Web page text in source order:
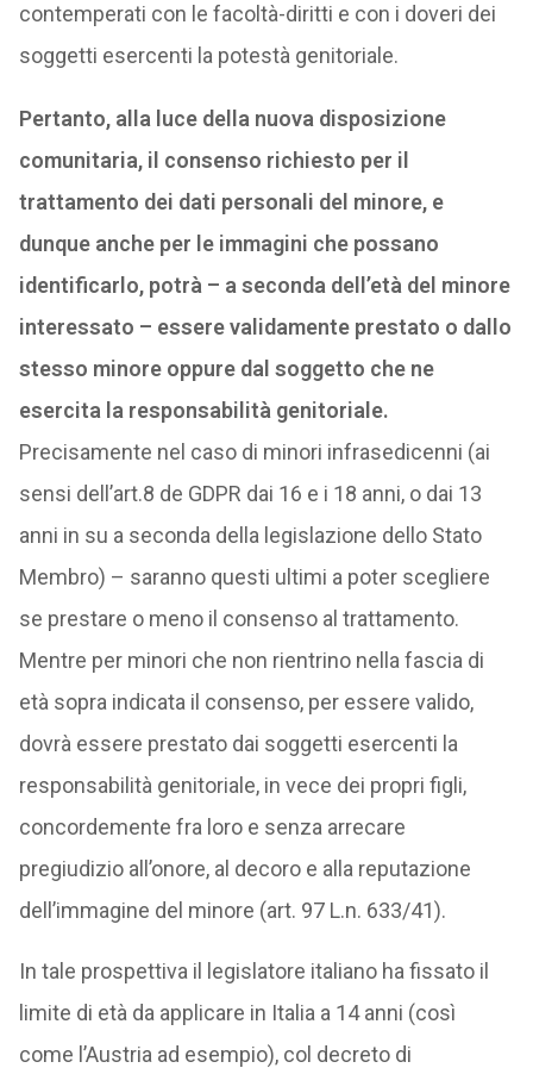
contemperati con le facoltà-diritti e con i doveri dei
soggetti esercenti la potestà genitoriale.
Pertanto, alla luce della nuova disposizione
comunitaria, il consenso richiesto per il
trattamento dei dati personali del minore, e
dunque anche per le immagini che possano
identificarlo, potrà – a seconda dell’età del minore
interessato – essere validamente prestato o dallo
stesso minore oppure dal soggetto che ne
esercita la responsabilità genitoriale.
Precisamente nel caso di minori infrasedicenni (ai
sensi dell’art.8 de GDPR dai 16 e i 18 anni, o dai 13
anni in su a seconda della legislazione dello Stato
Membro) – saranno questi ultimi a poter scegliere
se prestare o meno il consenso al trattamento.
Mentre per minori che non rientrino nella fascia di
età sopra indicata il consenso, per essere valido,
dovrà essere prestato dai soggetti esercenti la
responsabilità genitoriale, in vece dei propri figli,
concordemente fra loro e senza arrecare
pregiudizio all’onore, al decoro e alla reputazione
dell’immagine del minore (art. 97 L.n. 633/41).
In tale prospettiva il legislatore italiano ha fissato il
limite di età da applicare in Italia a 14 anni (così
come l’Austria ad esempio), col decreto di